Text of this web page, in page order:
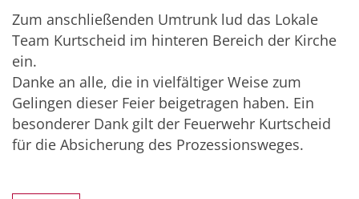
Zum anschließenden Umtrunk lud das Lokale
Team Kurtscheid im hinteren Bereich der Kirche
ein.
Danke an alle, die in vielfältiger Weise zum
Gelingen dieser Feier beigetragen haben. Ein
besonderer Dank gilt der Feuerwehr Kurtscheid
für die Absicherung des Prozessionsweges.